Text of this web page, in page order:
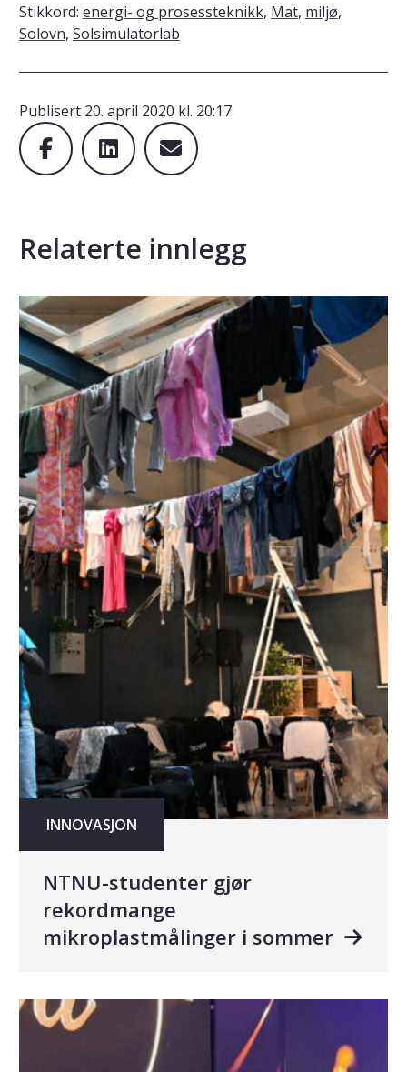
Stikkord: energi- og prosessteknikk, Mat, miljø,
Solovn, Solsimulatorlab
Publisert 20. april 2020 kl. 20:17
Relaterte innlegg
INNOVASJON
NTNU-studenter gjør
rekordmange
mikroplastmålinger i sommer